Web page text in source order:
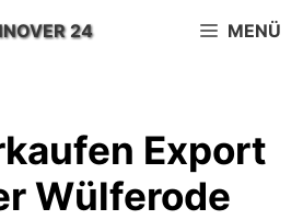
24 MENÜ
Export
Wülferode